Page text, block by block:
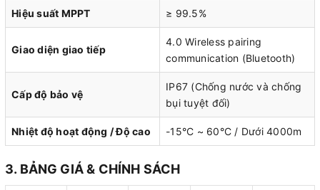
Hiệu suất MPPT ≥ 99.5%
Giao diện giao tiếp
4.0 Wireless pairing
communication (Bluetooth)
Cấp độ bảo vệ
IP67 (Chống nước và chống
bụi tuyệt đối)
Nhiệt độ hoạt động / Độ cao -15°C ~ 60°C / Dưới 4000m
3. BẢNG GIÁ & CHÍNH SÁCH